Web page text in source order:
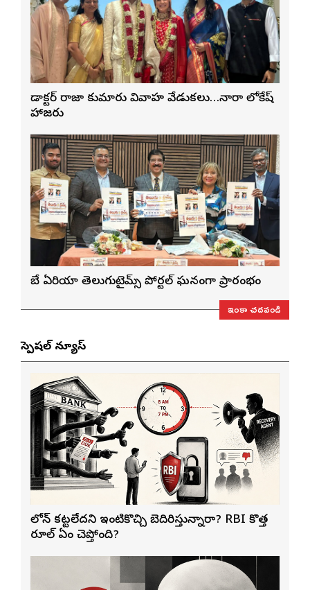
డాక్టర్ రాజా కుమారుడి వివాహ వేడుకలు…నారా లోకేష్
హాజరు
బే ఏరియా తెలుగుటైమ్స్ పోర్టల్ ఘనంగా ప్రారంభం
ఇంకా చదవండి
స్పెషల్ న్యూస్
లోన్ కట్టలేదని ఇంటికొచ్చి బెదిరిస్తున్నారా? RBI కొత్త
రూల్ ఏం చెప్తోంది?